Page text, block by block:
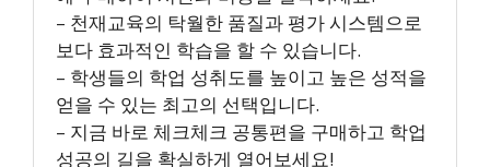
– 천재교육의 탁월한 품질과 평가 시스템으로
보다 효과적인 학습을 할 수 있습니다.
– 학생들의 학업 성취도를 높이고 높은 성적을
얻을 수 있는 최고의 선택입니다.
– 지금 바로 체크체크 공통편을 구매하고 학업
성공의 길을 확실하게 열어보세요!